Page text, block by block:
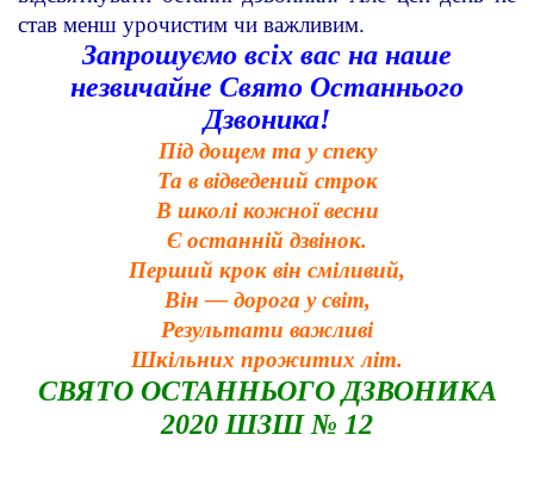
став менш урочистим чи важливим.
Запрошуємо всіх вас на наше
незвичайне Свято Останнього
Дзвоника!
Під дощем та у спеку
Та в відведений строк
В школі кожної весни
Є останній дзвінок.
Перший крок він сміливий,
Він — дорога у світ,
Результати важливі
Шкільних прожитих літ.
СВЯТО ОСТАННЬОГО ДЗВОНИКА
2020 ШЗШ № 12